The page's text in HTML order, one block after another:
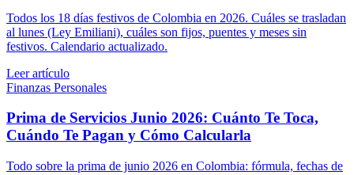
Todos los 18 días festivos de Colombia en 2026. Cuáles se trasladan
al lunes (Ley Emiliani), cuáles son fijos, puentes y meses sin
festivos. Calendario actualizado.
Leer artículo
Finanzas Personales
Prima de Servicios Junio 2026: Cuánto Te Toca,
Cuándo Te Pagan y Cómo Calcularla
Todo sobre la prima de junio 2026 en Colombia: fórmula, fechas de